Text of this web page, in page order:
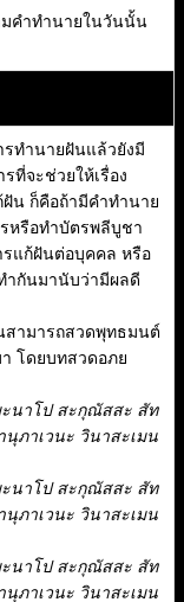
มคำทำนายในวันนั้น
ทำนายฝันแล้วยังมี
ที่จะช่วยให้เรื่อง
น ก็คือถ้ามีคำทำนาย
หรือทำบัตรพลีบูชา
รแก้ฝันต่อบุคคล หรือ
ำกันมานับว่ามีผลดี
สามารถสวดพุทธมนต์
โดยบทสวดอภย
นาโป สะกุณัสสะ สัท
ภาเวนะ วินาสะเมน
นาโป สะกุณัสสะ สัท
ภาเวนะ วินาสะเมน
นาโป สะกุณัสสะ สัท
ภาเวนะ วินาสะเมน